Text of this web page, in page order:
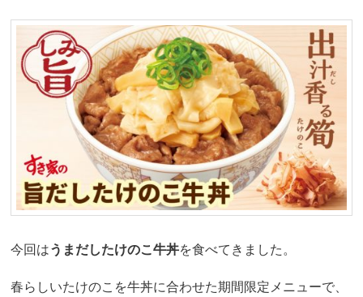
今回はうまだしたけのこ牛丼を食べてきました。
春らしいたけのこを牛丼に合わせた期間限定メニューで、